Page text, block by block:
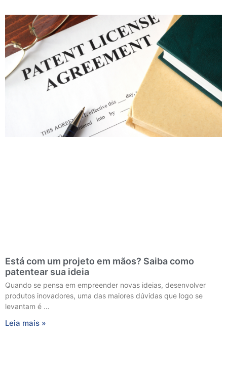
Está com um projeto em mãos? Saiba como
patentear sua ideia
Quando se pensa em empreender novas ideias, desenvolver
produtos inovadores, uma das maiores dúvidas que logo se
levantam é …
Leia mais »